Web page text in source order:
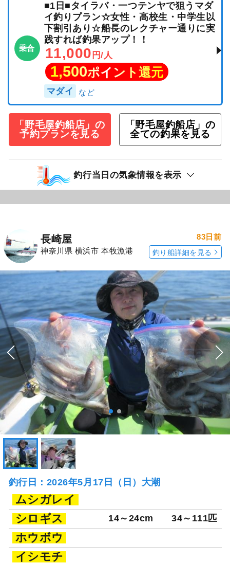
乗合
■1日■タイラバ・一つテンヤで狙うマダ
イ釣りプラン☆女性・高校生・中学生以
下割引あり☆船長のレクチャー通りに実
践すれば釣果アップ！！
11,000 円/人
1,500ポイント還元
マダイ
「野毛屋釣船店」の
予約プランを見る
「野毛屋釣船店」の
全ての釣果を見る
釣行当日の気象情報を表示
長崎屋
神奈川県 横浜市 本牧漁港
83日前
釣り船詳細を見る
釣行日：2026年5月17日（日）大潮
ムシガレイ
シロギス
14～24cm 34～111匹
ホウボウ
イシモチ